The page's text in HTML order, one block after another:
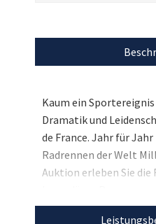
Kaum ein
Dramatik und
de France. Jahr für
Radrennen der Welt
Auktion erleben Sie die
legendären Rennens
normalerweise nur